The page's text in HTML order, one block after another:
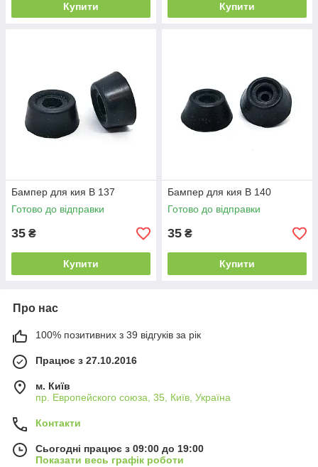
Купити Купити
Бампер для кия B 137
Готово до відправки
35 ₴
Купити
Бампер для кия B 140
Готово до відправки
35 ₴
Купити
Про нас
100% позитивних з 39 відгуків за рік
Працює з 27.10.2016
м. Київ
пр. Европейского союза, 35, Київ, Україна
Контакти
Сьогодні працює з 09:00 до 19:00
Показати весь графік роботи